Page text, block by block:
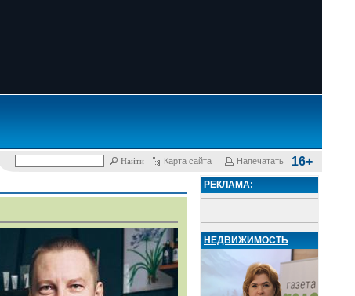
Карта сайта Напечатать 16+
РЕКЛАМА:
НЕДВИЖИМОСТЬ